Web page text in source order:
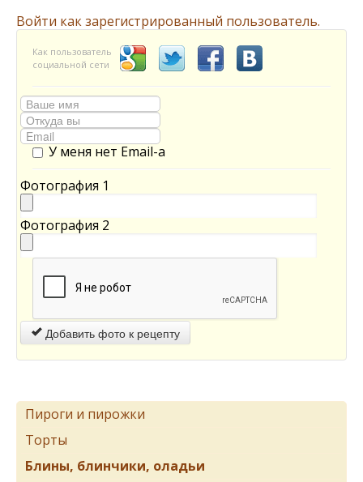
Войти как зарегистрированный пользователь.
Как пользователь
социальной сети
У меня нет Email-а
Фотография 1
Фотография 2
Добавить фото к рецепту
Пироги и пирожки
Торты
Блины, блинчики, оладьи